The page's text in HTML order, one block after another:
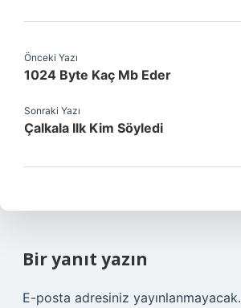
Önceki Yazı
1024 Byte Kaç Mb Eder
Sonraki Yazı
Çalkala Ilk Kim Söyledi
Bir yanıt yazın
E-posta adresiniz yayınlanmayacak.